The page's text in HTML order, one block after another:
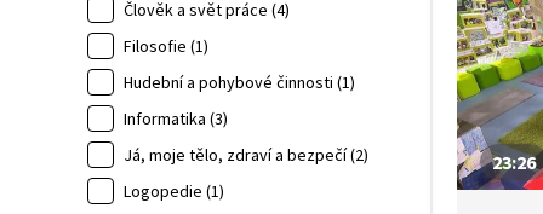
Člověk a svět práce (4)
Filosofie (1)
Hudební a pohybové činnosti (1)
Informatika (3)
Já, moje tělo, zdraví a bezpečí (2)
Logopedie (1)
for
a jeho
s
se
jako
23:26